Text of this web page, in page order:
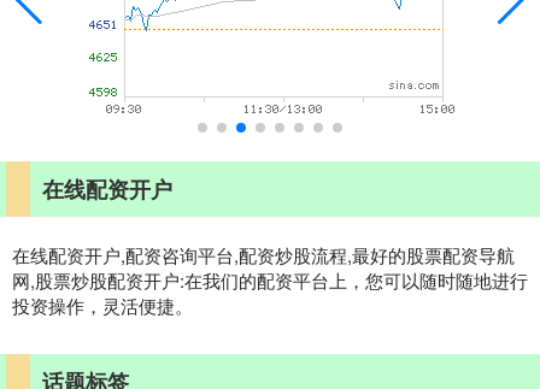
在线配资开户
在线配资开户,配资咨询平台,配资炒股流程,最好的股票配资导航
网,股票炒股配资开户:在我们的配资平台上，您可以随时随地进行
投资操作，灵活便捷。
话题标签